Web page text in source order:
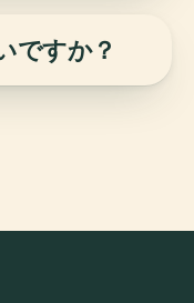
ですか？